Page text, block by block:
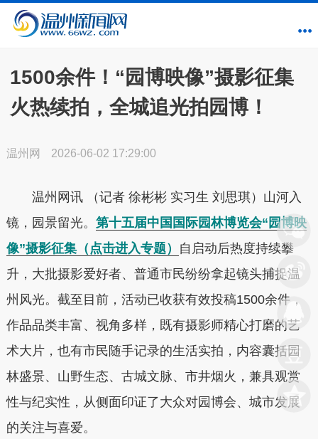
1500余件！“园博映像”摄影征集
火热续拍，全城追光拍园博！
温州网 2026-06-02 17:29:00
温州网讯 （记者 徐彬彬 实习生 刘思琪）山河入
镜，园景留光。 第十五届中国国际园林博览会“园博映
像”摄影征集（点击进入专题）
自启动后热度持续攀
升，大批摄影爱好者、普通市民纷纷拿起镜头捕捉温
州风光。截至目前，活动已收获有效投稿1500余件，
作品品类丰富、视角多样，既有摄影师精心打磨的艺
术大片，也有市民随手记录的生活实拍，内容囊括园
林盛景、山野生态、古城文脉、市井烟火，兼具观赏
性与纪实性，从侧面印证了大众对园博会、城市发展
的关注与喜爱。